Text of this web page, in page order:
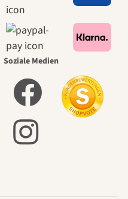
Soziale Medien